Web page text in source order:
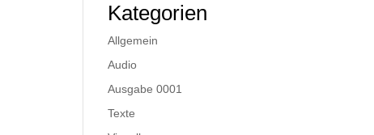
Kategorien
Allgemein
Audio
Ausgabe 0001
Texte